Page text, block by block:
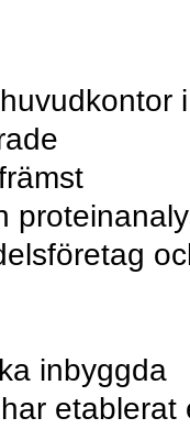
i
inbyggda
etablerat